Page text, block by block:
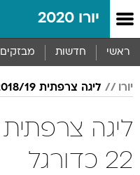
יורו 2020
ראשי חדשות מבזקים
יורו ליגה צרפתית 2018/19
22 כדורגל